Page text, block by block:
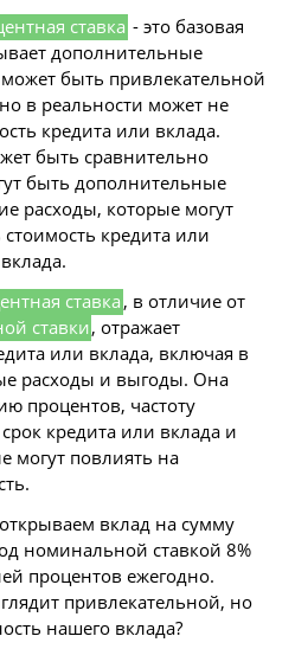
ставка - это базовая
дополнительные
быть привлекательной
в реальности может не
кредита или вклада.
быть сравнительно
быть дополнительные
расходы, которые могут
кредита или
ставка, в отличие от
ставки, отражает
или вклада, включая в
расходы и выгоды. Она
процентов, частоту
кредита или вклада и
могут повлиять на
вклад на сумму
номинальной ставкой 8%
процентов ежегодно.
привлекательной, но
нашего вклада?